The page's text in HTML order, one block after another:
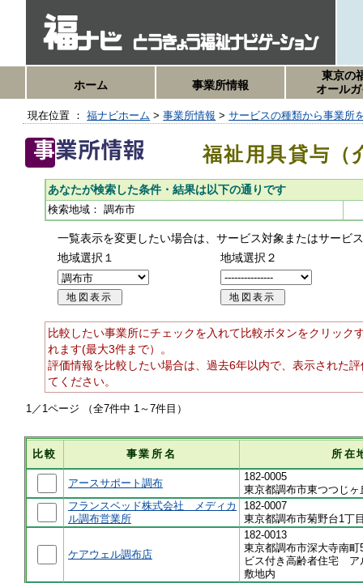
ホーム 事業所情報
東京の
オール
現在位置 ：福ナビホーム >事業所情報 >サービスの種類から事業所
福祉用具貸与（
あなたが検索した条件・結果は以下の通りです
検索地域： 調布市
一覧表示を変更したい場合は、サービス対象またはサービ
地域選択１
地域選択２
比較したい事業所にチェックを入れて比較ボタンをクリック
れます(最大3件まで）。
評価情報を比較したい場合は、過去6年以内で、表示された
てください。
1／1ページ （全7件中 1～7件目）
比較 事業所名 所在
アースサポート調布
182-0005
東京都調布市東つつじ
フランスベッド株式会社 メディカ
ル調布営業所
182-0007
東京都調布市菊野台1
ケアウェル調布店
182-0013
東京都調布市深大寺南
ビス付き高齢者住宅
敷地内